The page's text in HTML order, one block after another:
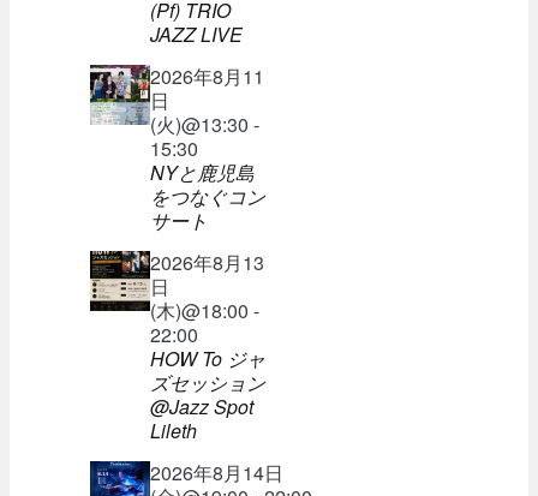
(Pf) TRIO
JAZZ LIVE
2026年8月11
日
(火)@13:30 -
15:30
NYと鹿児島
をつなぐコン
サート
2026年8月13
日
(木)@18:00 -
22:00
HOW To ジャ
ズセッション
@Jazz Spot
Lileth
2026年8月14日